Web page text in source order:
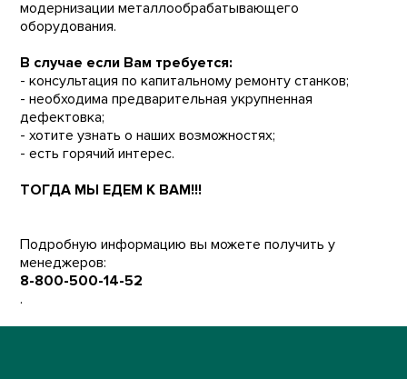
модернизации металлообрабатывающего
оборудования.
В случае если Вам требуется:
- консультация по капитальному ремонту станков;
- необходима предварительная укрупненная
дефектовка;
- хотите узнать о наших возможностях;
- есть горячий интерес.
ТОГДА МЫ ЕДЕМ К ВАМ!!!
Подробную информацию вы можете получить у
менеджеров:
8-800-500-14-52
.